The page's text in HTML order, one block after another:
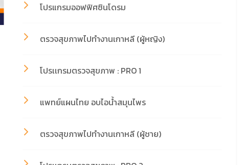
โปรแกรมออฟฟิศซินโดรม
ตรวจสุขภาพไปทำงานเกาหลี (ผู้หญิง)
โปรเเกรมตรวจสุขภาพ : PRO 1
แพทย์แผนไทย อบไอน้ำสมุนไพร
ตรวจสุขภาพไปทำงานเกาหลี (ผู้ชาย)